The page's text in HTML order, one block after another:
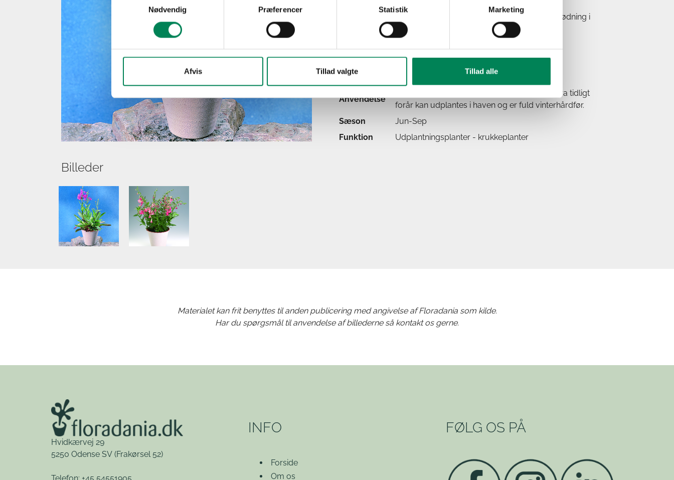
Nødvendig
Præferencer Statistik Marketing
Afvis Tillad valgte Tillad alle
Ved hver vanding i vækstperioden iblandes gødning i
den doserede mængde.
Lysbehov
Trives bedst i direkte sol.
Oprindelse
Anvendelse
Flerårig plante (træ, busk eller staude), som fra tidligt
forår kan udplantes i haven og er fuld vinterhårdfør.
Sæson
Jun-Sep
Funktion
Udplantningsplanter - krukkeplanter
Billeder
Materialet kan frit benyttes til anden publicering med angivelse af Floradania som kilde.
Har du spørgsmål til anvendelse af billederne så kontakt os gerne.
Hvidkærvej 29
5250 Odense SV (Frakørsel 52)
INFO
Forside
Om os
FØLG OS PÅ